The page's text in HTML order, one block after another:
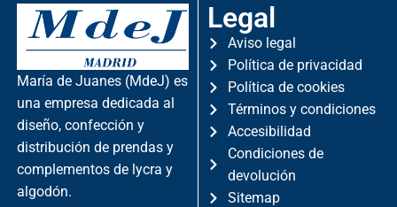
María de Juanes (MdeJ) es
una empresa dedicada al
diseño, confección y
distribución de prendas y
complementos de lycra y
algodón.
Legal
Aviso legal
Política de privacidad
Política de cookies
Términos y condiciones
Accesibilidad
Condiciones de
devolución
Sitemap